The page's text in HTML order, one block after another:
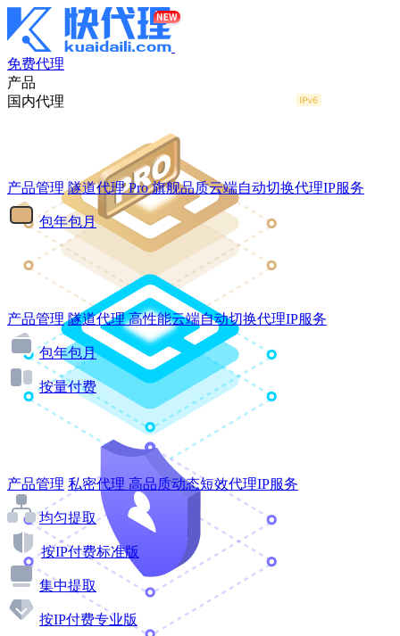
免费代理
产品
国内代理
产品管理 隧道代理Pro 旗舰品质云端自动切换代理IP服务
包年包月
产品管理 隧道代理 高性能云端自动切换代理IP服务
包年包月
按量付费
产品管理 私密代理 高品质动态短效代理IP服务
均匀提取
按IP付费标准版
集中提取
按IP付费专业版